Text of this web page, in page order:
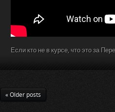
Если кто не в курсе, что это за
« Older posts